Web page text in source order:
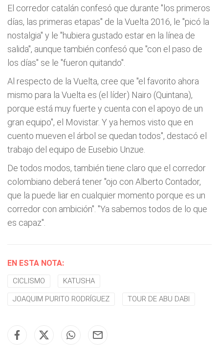
El corredor catalán confesó que durante "los primeros
días, las primeras etapas" de la Vuelta 2016, le "picó la
nostalgia" y le "hubiera gustado estar en la línea de
salida", aunque también confesó que "con el paso de
los días" se le "fueron quitando".
Al respecto de la Vuelta, cree que "el favorito ahora
mismo para la Vuelta es (el líder) Nairo (Quintana),
porque está muy fuerte y cuenta con el apoyo de un
gran equipo", el Movistar. Y ya hemos visto que en
cuento mueven el árbol se quedan todos", destacó el
trabajo del equipo de Eusebio Unzue.
De todos modos, también tiene claro que el corredor
colombiano deberá tener "ojo con Alberto Contador,
que la puede liar en cualquier momento porque es un
corredor con ambición". "Ya sabemos todos de lo que
es capaz".
EN ESTA NOTA:
CICLISMO KATUSHA
JOAQUIM PURITO RODRÍGUEZ TOUR DE ABU DABI